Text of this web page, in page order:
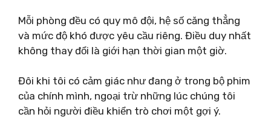
Mỗi phòng đều có quy mô đội, hệ số căng thẳng
và mức độ khó được yêu cầu riêng. Điều duy nhất
không thay đổi là giới hạn thời gian một giờ.
Đôi khi tôi có cảm giác như đang ở trong bộ phim
của chính mình, ngoại trừ những lúc chúng tôi
cần hỏi người điều khiển trò chơi một gợi ý.